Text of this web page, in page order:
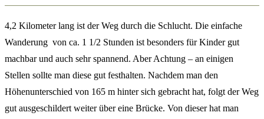
4,2 Kilometer lang ist der Weg durch die Schlucht. Die einfache
Wanderung von ca. 1 1/2 Stunden ist besonders für Kinder gut
machbar und auch sehr spannend. Aber Achtung – an einigen
Stellen sollte man diese gut festhalten. Nachdem man den
Höhenunterschied von 165 m hinter sich gebracht hat, folgt der Weg
gut ausgeschildert weiter über eine Brücke. Von dieser hat man